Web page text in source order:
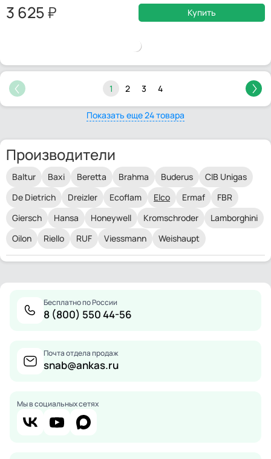
3 625 Купить
1 2 3 4
Показать еще 24 товара
Производители
Baltur Baxi Beretta Brahma Buderus
CIB Unigas
De Dietrich
Dreizler Ecoflam Elco Ermaf
FBR
Giersch
Hansa Honeywell Kromschroder
Lamborghini
Oilon
Riello RUF Viessmann Weishaupt
Бесплатно по России
8 (800) 550 44-56
Почта отдела продаж
snab@ankas.ru
Мы в социальных сетях